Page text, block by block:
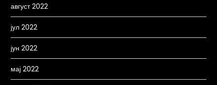
август 2022
јул 2022
јун 2022
мај 2022